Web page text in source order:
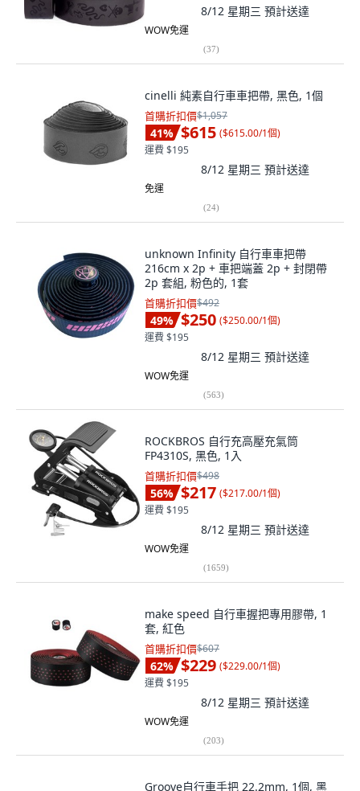
8/12 星期三 預計送達
WOW免運
(37)
cinelli 純素自行車車把帶, 黑色, 1個
首購折扣價$1,057
41% $615 ($615.00/1個)
運費 $195
8/12 星期三 預計送達
免運
(24)
unknown Infinity 自行車車把帶
216cm x 2p + 車把端蓋 2p + 封閉帶
2p 套組, 粉色的, 1套
首購折扣價$492
49% $250 ($250.00/1個)
運費 $195
8/12 星期三 預計送達
WOW免運
(563)
ROCKBROS 自行充高壓充氣筒
FP4310S, 黑色, 1入
首購折扣價$498
56% $217 ($217.00/1個)
運費 $195
8/12 星期三 預計送達
WOW免運
(1659)
make speed 自行車握把專用膠帶, 1
套, 紅色
首購折扣價$607
62% $229 ($229.00/1個)
運費 $195
8/12 星期三 預計送達
WOW免運
(203)
Groove自行車手把 22.2mm, 1個, 黑